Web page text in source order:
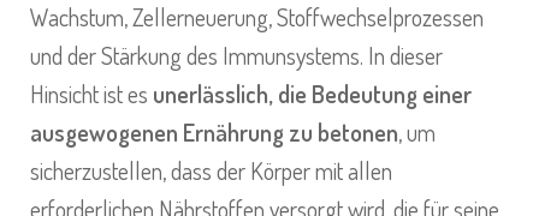
Wachstum, Zellerneuerung, Stoffwechselprozessen
und der Stärkung des Immunsystems. In dieser
Hinsicht ist es unerlässlich, die Bedeutung einer
ausgewogenen Ernährung zu betonen, um
sicherzustellen, dass der Körper mit allen
erforderlichen Nährstoffen versorgt wird, die für seine